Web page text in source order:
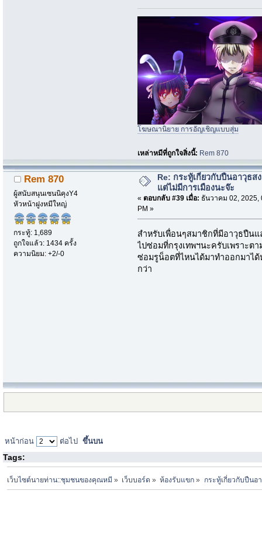
โฆษณานิยาย การอัญเชิญแบบสุ่ม
เหล่าหมีที่ถูกใจสิ่งนี้: Rem 870
Rem 870
ผู้สนับสนุนเซนนิคุงY4
หัวหน้าฝูงหมีใหญ่
กระทู้: 1,689
ถูกใจแล้ว: 1434 ครั้ง
ความนิยม: +2/-0
Re: กระทู้เกี่ยวกับปืนอาวุธส
แต่ไม่มีการเมืองนะจ๊ะ
« ตอบกลับ #39 เมื่อ: ธันวาคม 02, 2025,
PM »
สำหรับเพื่อนๆสมาชิกที่มีอาวุธปืน
ไปซ่อมที่กรุงเทพฯนะครับเพราะต
ซ่อมรูน็อตที่ไหนได้มาทำออกมาได้
กว่า
หน้าก่อน ต่อไป ขึ้นบน
Tags:
เว็บไซต์นายท่าน::ชุมชนของคุณหมี » เว็บบอร์ด » ห้องรับแขก » กระทู้เกี่ยวกับปืนอ